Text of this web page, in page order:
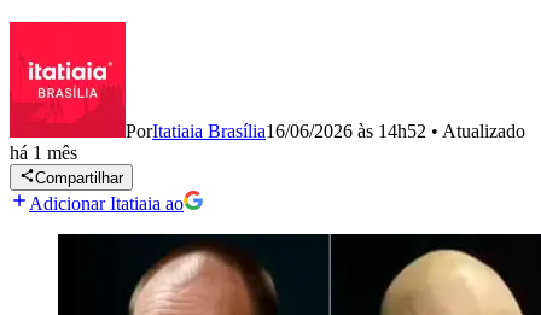
PorItatiaia Brasília16/06/2026 às 14h52 • Atualizado
há 1 mês
Compartilhar
Adicionar Itatiaia ao